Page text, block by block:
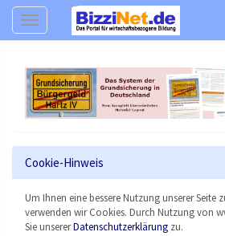
Navigation
Cookie-Hinweis
Um Ihnen eine bessere Nutzung unserer Seite
verwenden wir Cookies. Durch Nutzung von
Sie unsererDatenschutzerklärung zu.